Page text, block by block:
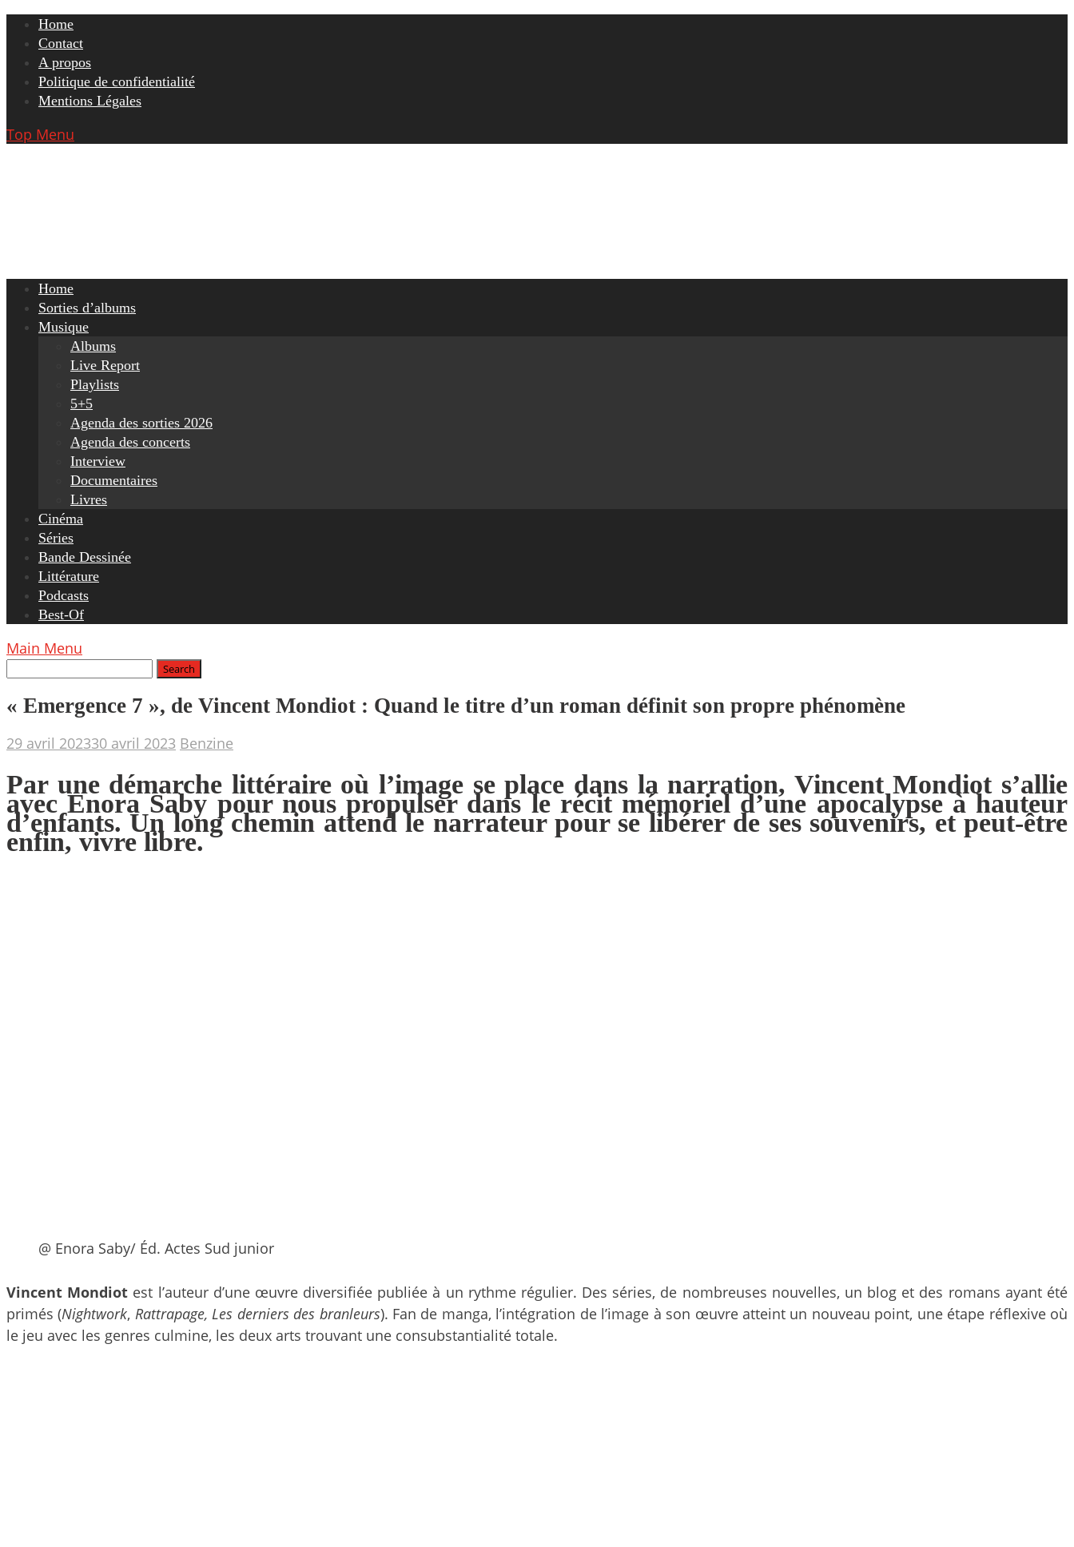
Skip
content
Home
Contact
A propos
Politique de confidentialité
Mentions Légales
Top Menu
Home
Sorties d’albums
Musique
Albums
Live Report
Playlists
5+5
Agenda des sorties 2026
Agenda des concerts
Interview
Documentaires
Livres
Cinéma
Séries
Bande Dessinée
Littérature
Podcasts
Best-Of
Main Menu
« Emergence 7 », de Vincent Mondiot : Quand le titre d’un roman définit son propre phénomène
29 avril 202330 avril 2023 Benzine
Par une démarche littéraire où l’image se place dans la narration, Vincent Mondiot s’allie
avec Enora Saby pour nous propulser dans le récit mémoriel d’une apocalypse à hauteur
d’enfants. Un long chemin attend le narrateur pour se libérer de ses souvenirs, et peut-être
enfin, vivre libre.
@ Enora Saby/ Éd. Actes Sud junior
Vincent Mondiot est l’auteur d’une œuvre diversifiée publiée à un rythme régulier. Des séries, de nombreuses nouvelles, un blog et des romans ayant été
primés (Nightwork, Rattrapage, Les derniers des branleurs). Fan de manga, l’intégration de l’image à son œuvre atteint un nouveau point, une étape réflexive où
le jeu avec les genres culmine, les deux arts trouvant une consubstantialité totale.